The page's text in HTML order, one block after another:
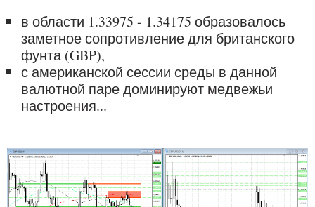
в области 1.33975 - 1.34175 образовалось
заметное сопротивление для британского
фунта (GBP),
с американской сессии среды в данной
валютной паре доминируют медвежьи
настроения...